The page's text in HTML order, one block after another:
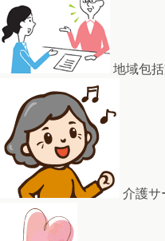
地域包
介護サ